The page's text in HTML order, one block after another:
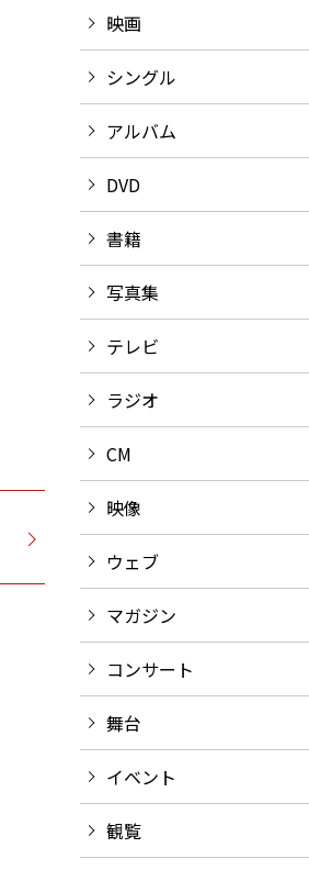
映画
シングル
アルバム
DVD
書籍
写真集
テレビ
ラジオ
CM
映像
ウェブ
マガジン
コンサート
舞台
イベント
観覧